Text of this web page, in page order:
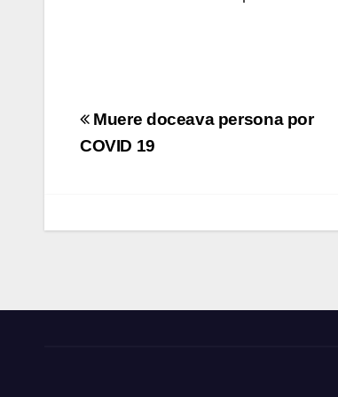
Navegación
de
Muere doceava persona por
COVID 19